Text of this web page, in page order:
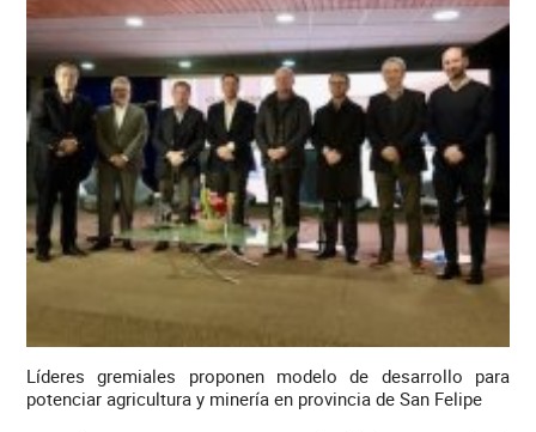
Líderes gremiales proponen modelo de desarrollo para
potenciar agricultura y minería en provincia de San Felipe